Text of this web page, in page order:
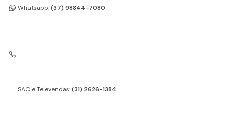
Whatsapp:(37) 98844-7080
SAC e Televendas:(31) 2626-1384